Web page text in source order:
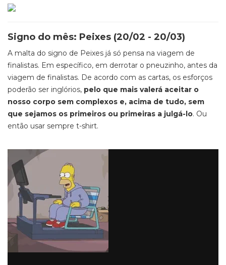
Signo do mês: Peixes (20/02 - 20/03)
A malta do signo de Peixes já só pensa na viagem de
finalistas. Em específico, em derrotar o pneuzinho, antes da
viagem de finalistas. De acordo com as cartas, os esforços
poderão ser inglórios, pelo que mais valerá aceitar o
nosso corpo sem complexos e, acima de tudo, sem
que sejamos os primeiros ou primeiras a julgá-lo. Ou
então usar sempre t-shirt.